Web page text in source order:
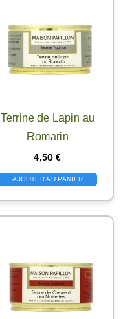
Terrine de Lapin au
Romarin
4,50 €
AJOUTER AU PANIER